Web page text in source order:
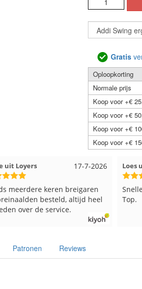
Gratis
Oploopkorting
Normale prijs
Koop voor +€
Koop voor +€
Koop voor +€
Koop voor +€
17-7-2026
Loyers
meerdere keren breigaren
besteld, altijd heel
over de service.
Loes
Snelle
Top.
Patronen Reviews